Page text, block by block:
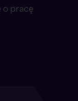
o pracę